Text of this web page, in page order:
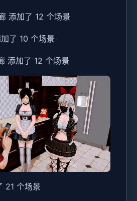
添加了 12 个场景
了 10 个场景
添加了 12 个场景
21 个场景